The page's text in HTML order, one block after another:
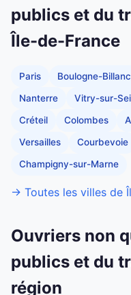
publics et du
Île-de-France
Paris Boulogne-
Nanterre Vitry-sur-
Créteil Colombes
Versailles Courbevoie
Champigny-sur-Marne
→ Toutes les villes de
Ouvriers non
publics et du
région